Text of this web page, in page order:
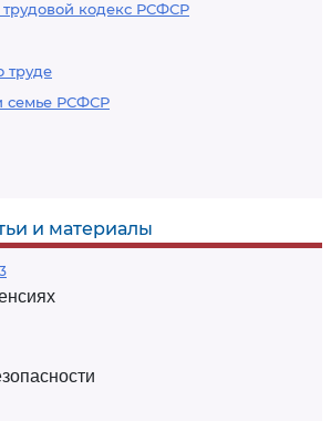
кодекс РСФСР
труде
семье РСФСР
и материалы